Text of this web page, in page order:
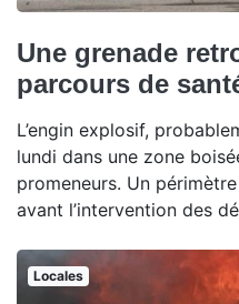
Une grenade
parcours de
L’engin explosif,
lundi dans une zone
promeneurs. Un
avant l’intervention des
Locales